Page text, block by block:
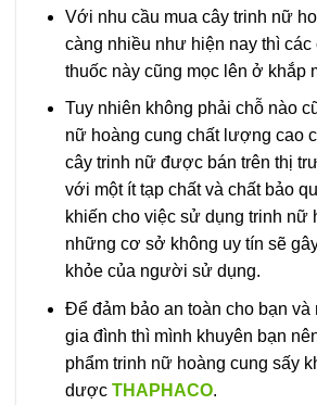
Với nhu cầu mua cây trinh nữ
càng nhiều như hiện nay thì
thuốc này cũng mọc lên ở khắp
Tuy nhiên không phải chỗ nào
nữ hoàng cung chất lượng cao
cây trinh nữ được bán trên thị
với một ít tạp chất và chất bảo
khiến cho việc sử dụng trinh nữ
những cơ sở không uy tín sẽ
khỏe của người sử dụng.
Để đảm bảo an toàn cho bạn
gia đình thì mình khuyên bạn
phẩm trinh nữ hoàng cung sấy
dược THAPHACO.